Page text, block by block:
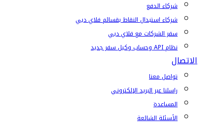
شركاء الدفع
شركاء استبدال النقاط بقسائم فلاي دبي
سفر الشركات مع فلاي دبي
نظام API وحساب وكيل سفر جديد
الاتصال
تواصل معنا
راسلنا عبر البريد الإلكتروني
المساعدة
الأسئلة الشائعة